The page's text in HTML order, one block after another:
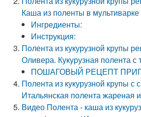
Каша из поленты в мультиварке
Ингредиенты:
Инструкция:
Полента из кукурузной крупы
Оливера. Кукурузная полента с
ПОШАГОВЫЙ РЕЦЕПТ
Полента из кукурузной крупы с
Итальянская полента жареная
Видео Полента - каша из